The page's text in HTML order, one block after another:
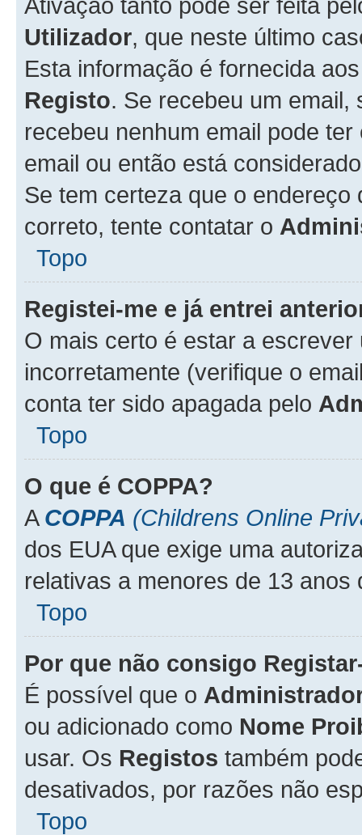
Utilizador, que neste último
Esta informação é fornecida
Registo. Se recebeu um
recebeu nenhum email pode
email ou então está
Se tem certeza que o
correto, tente contatar o
Topo
Registei-me e já entrei
O mais certo é estar a
incorretamente (verifique o
conta ter sido apagada pelo
Topo
O que é COPPA?
A COPPA (Childrens Online
dos EUA que exige uma
relativas a menores de 13 anos
Topo
Por que não consigo
É possível que o
ou adicionado como Nome
usar. Os Registos também
desativados, por razões não
Topo